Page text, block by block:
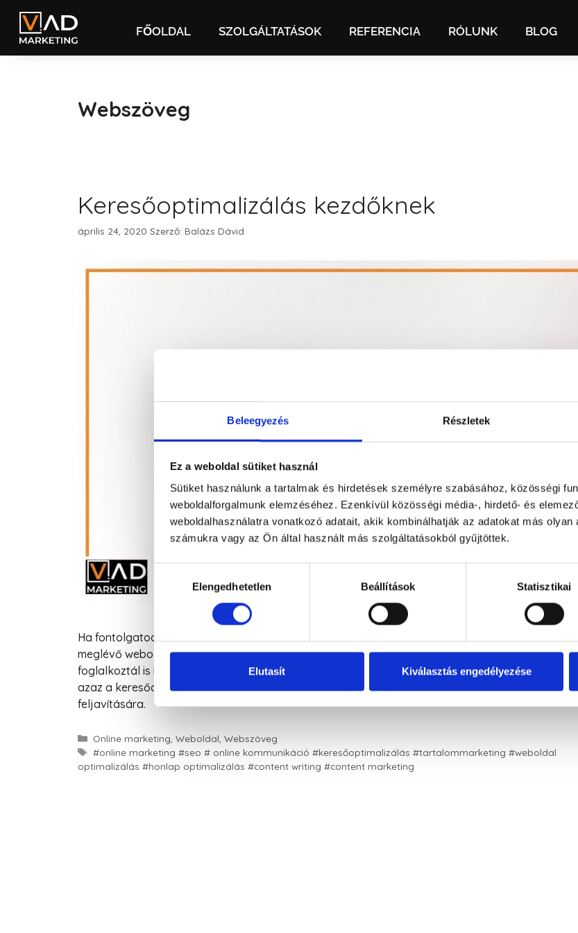
Beleegyezés Részletek
Ez a weboldal sütiket használ
Sütiket használunk a tartalmak és hirdetések személyre szabásához, közösségi
weboldalforgalmunk elemzéséhez. Ezenkívül közösségi média-, hirdető- és
weboldalhasználatra vonatkozó adatait, akik kombinálhatják az adatokat más
számukra vagy az Ön által használt más szolgáltatásokból gyűjtöttek.
kiválasztásaElengedhetetlen Beállítások Statisztikai
Elutasít Kiválasztás engedélyezése
FŐOLDAL SZOLGÁLTATÁSOK REFERENCIA RÓLUNK BLOG
Webszöveg
Keresőoptimalizálás kezdőknek
április 24, 2020 Szerző: Balázs Dávid
Ha fontolgatod, hogy a vállalkozásod az online piactérre viszed, vagy ha esetleg már van is
meglévő weboldalad, akkor biztosan hallottál már a keresőoptimalizálás fogalmáról. De
foglalkoztál is már vele, tudod, hogy mit is takar ez az egész pontosan? Ebben a cikkben a SEO-
azaz a keresőoptimalizálásról olvashatsz bővebben, illetve adok néhány tippet annak
feljavítására.
Online marketing Weboldal Webszöveg
#online marketing #seo # online kommunikáció #keresőoptimalizálás #tartalommarketing #weboldal
optimalizálás #honlap optimalizálás #content writing #content marketing